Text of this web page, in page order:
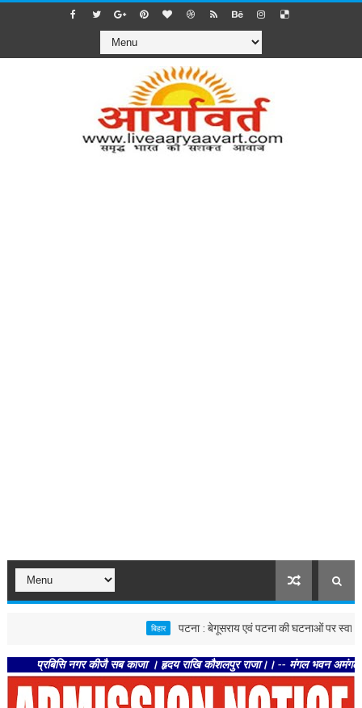
पटना : बेगूसराय एवं पटना की घटनाओं पर स्वास्थ्य
नगर कीजै सब काजा । हृदय राखि कौशलपुर राजा।। -- मंगल भवन अमंगल हारी।